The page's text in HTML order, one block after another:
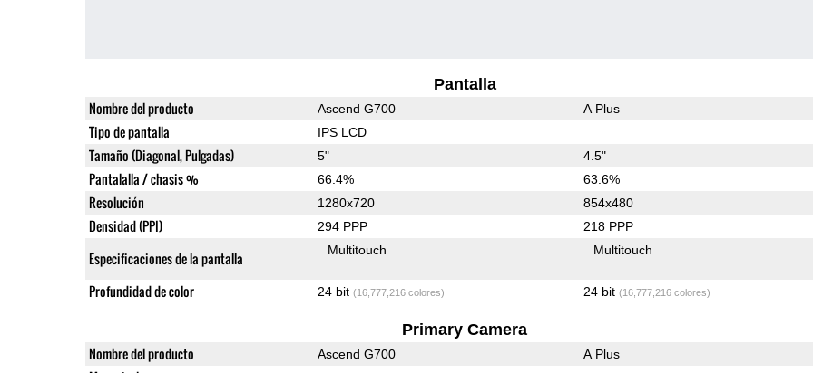
Pantalla
Nombre del producto Ascend G700 A Plus
Tipo de pantalla IPS LCD
Tamaño (Diagonal, Pulgadas) 5" 4.5"
Pantalalla / chasis % 66.4% 63.6%
Resolución 1280x720 854x480
Densidad (PPI) 294 PPP 218 PPP
Especificaciones de la pantalla Multitouch Multitouch
Profundidad de color 24 bit (16,777,216 colores) 24 bit (16,777,216 colores)
Primary Camera
Nombre del producto Ascend G700 A Plus